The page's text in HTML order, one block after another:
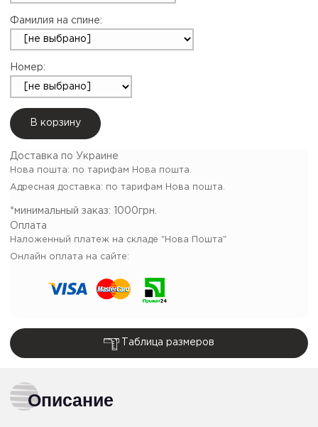
Фамилия на спине:
Номер:
В корзину
Доставка по Украине
Нова пошта: по тарифам Нова пошта.
Адресная доставка: по тарифам Нова пошта.
*минимальный заказ:
1000грн.
Оплата
Наложенный платеж на складе "Нова Пошта"
Онлайн оплата на сайте:
Таблица размеров
Описание